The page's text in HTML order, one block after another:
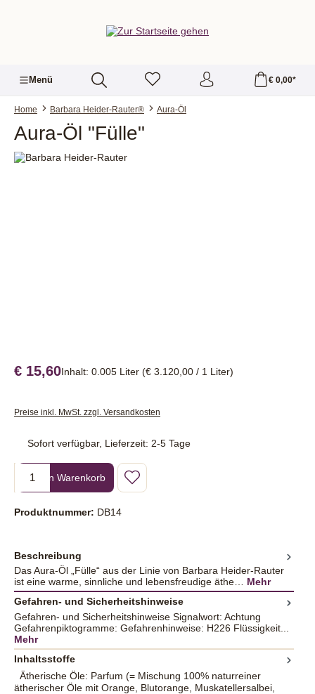
Menü € 0,00*
Home Barbara Heider-Rauter® Aura-Öl
Aura-Öl "Fülle"
€ 15,60Inhalt: 0.005 Liter (€ 3.120,00 / 1 Liter)
Preise inkl. MwSt. zzgl. Versandkosten
Sofort verfügbar, Lieferzeit: 2-5 Tage
Produkt Anzahl: Gib den gewünschten Wert ein oder benutze die
In den Warenkorb
Produktnummer: DB14
Beschreibung
Das Aura-Öl „Fülle“ aus der Linie von Barbara Heider-Rauter
ist eine warme, sinnliche und lebensfreudige äthe… Mehr
Gefahren- und Sicherheitshinweise
Gefahren- und Sicherheitshinweise Signalwort: Achtung
Gefahrenpiktogramme: Gefahrenhinweise: H226 Flüssigkeit...
Mehr
Inhaltsstoffe
Ätherische Öle: Parfum (= Mischung 100% naturreiner
ätherischer Öle mit Orange, Blutorange, Muskatellersalbei,